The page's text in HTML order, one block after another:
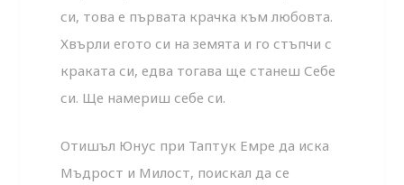
си, това е първата крачка към любовта.
Хвърли егото си на земята и го стъпчи с
краката си, едва тогава ще станеш Себе
си. Ще намериш себе си.
Отишъл Юнус при Таптук Емре да иска
Мъдрост и Милост, поискал да се